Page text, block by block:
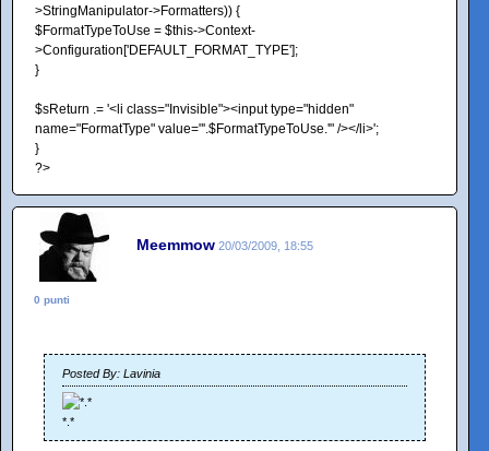
>StringManipulator->Formatters)) {
$FormatTypeToUse = $this->Context-
>Configuration['DEFAULT_FORMAT_TYPE'];
}
$sReturn .= '<li class="Invisible"><input type="hidden"
name="FormatType" value="'.$FormatTypeToUse.'" /></li>';
}
?>
Meemmow 20/03/2009, 18:55
0 punti
Posted By: Lavinia
*.*